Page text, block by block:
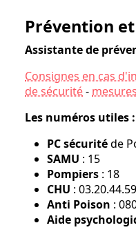
Prévention
Assistante de
Consignes en cas
de sécurité-
Les numéros utiles :
PC sécuritéde
SAMU : 15
Pompiers : 18
CHU :
Anti Poison :
Aide